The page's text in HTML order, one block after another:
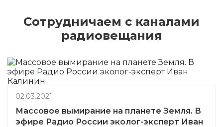
Сотрудничаем с каналами
радиовещания
02.03.2021
Как пандемия повлияла на шумовое
загрязнение Земли. Обсуждаем с